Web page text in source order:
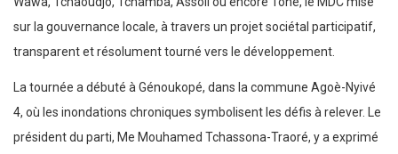
sur la gouvernance locale, à travers un projet sociétal participatif,
transparent et résolument tourné vers le développement.
La tournée a débuté à Génoukopé, dans la commune Agoè-Nyivé
4, où les inondations chroniques symbolisent les défis à relever. Le
président du parti, Me Mouhamed Tchassona-Traoré, y a exprimé